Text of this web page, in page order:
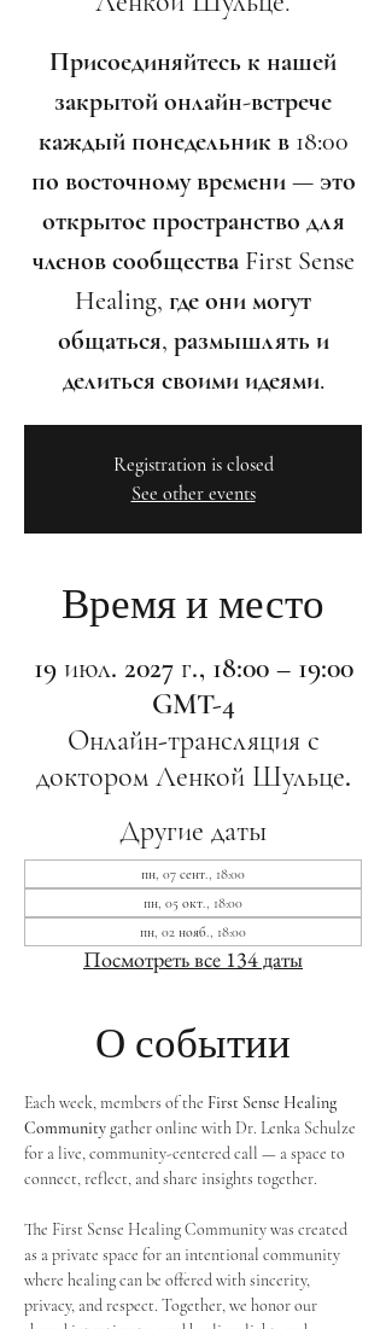
Присоединяйтесь к нашей
закрытой онлайн-встрече
каждый понедельник в 18:00
по восточному времени — это
открытое пространство для
членов сообщества First Sense
Healing, где они могут
общаться, размышлять и
делиться своими идеями.
Registration is closed
See other events
Время и место
19 июл. 2027 г., 18:00 – 19:00
GMT-4
Онлайн-трансляция с
доктором Ленкой Шульце.
Другие даты
пн, 07 сент., 18:00
пн, 05 окт., 18:00
пн, 02 нояб., 18:00
Посмотреть все 134 даты
О событии
Each week, members of the First Sense Healing
Community gather online with Dr. Lenka Schulze
for a live, community-centered call — a space to
connect, reflect, and share insights together.
The First Sense Healing Community was created
as a private space for an intentional community
where healing can be offered with sincerity,
privacy, and respect. Together, we honor our